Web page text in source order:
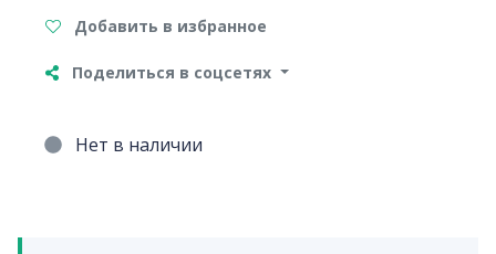
Добавить в избранное
Поделиться в соцсетях
Нет в наличии